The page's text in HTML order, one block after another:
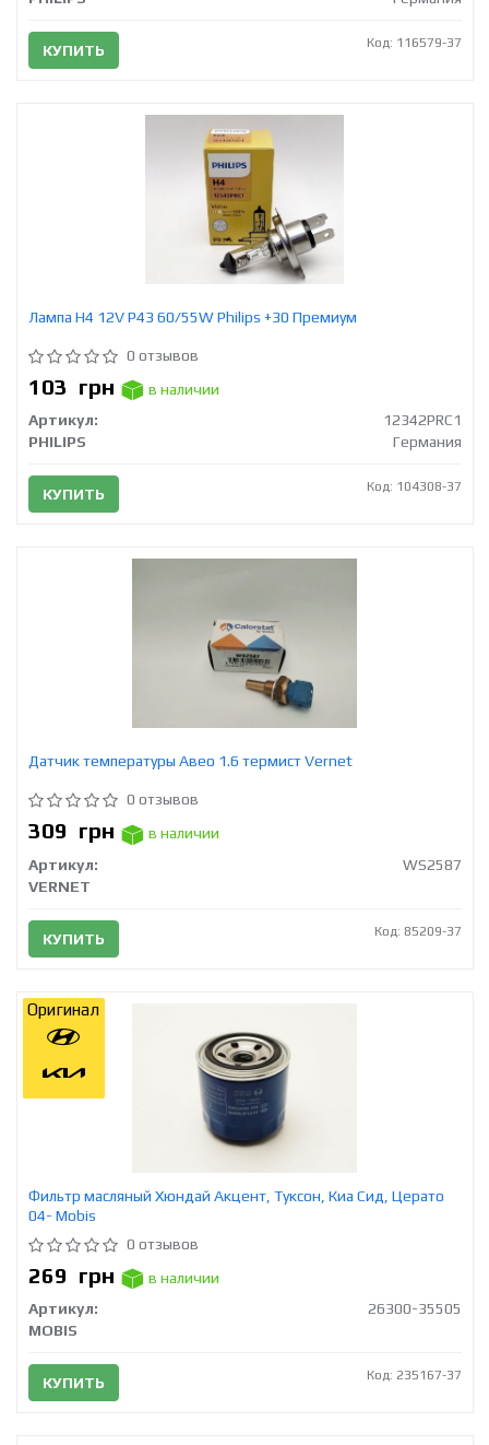
КУПИТЬ Код: 116579-37
Лампа H4 12V Р43 60/55W Philips +30 Премиум
0 отзывов
103 грн
в наличии
Артикул:
12342PRC1
PHILIPS
Германия
КУПИТЬ Код: 104308-37
Датчик температуры Авео 1.6 термист Vernet
0 отзывов
309 грн
в наличии
Артикул:
WS2587
VERNET
КУПИТЬ Код: 85209-37
Фильтр масляный Хюндай Акцент, Туксон, Киа Сид, Церато
04- Mobis
0 отзывов
269 грн
в наличии
Артикул:
26300-35505
MOBIS
КУПИТЬ Код: 235167-37
Оригинал